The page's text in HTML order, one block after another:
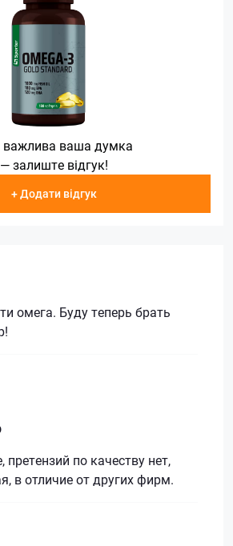
ваша думка
— залиште відгук!
+ Додати відгук
омега. Буду теперь брать
по качеству нет,
в отличие от других фирм.